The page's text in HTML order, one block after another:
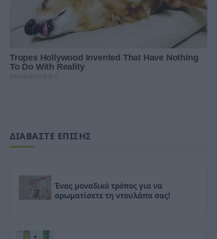
ΔΙΑΒΑΣΤΕ ΕΠΙΣΗΣ
Ένας μοναδικό τρόπος για να
αρωματίσετε τη ντουλάπα σας!